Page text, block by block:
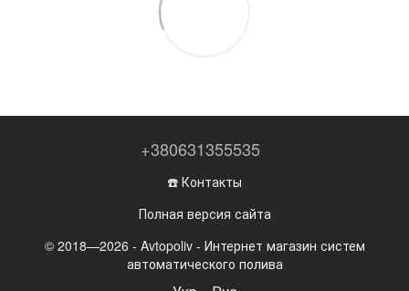
+380631355535
☎️ Контакты
Полная версия сайта
© 2018—2026 - Avtopoliv - Интернет магазин систем
автоматического полива